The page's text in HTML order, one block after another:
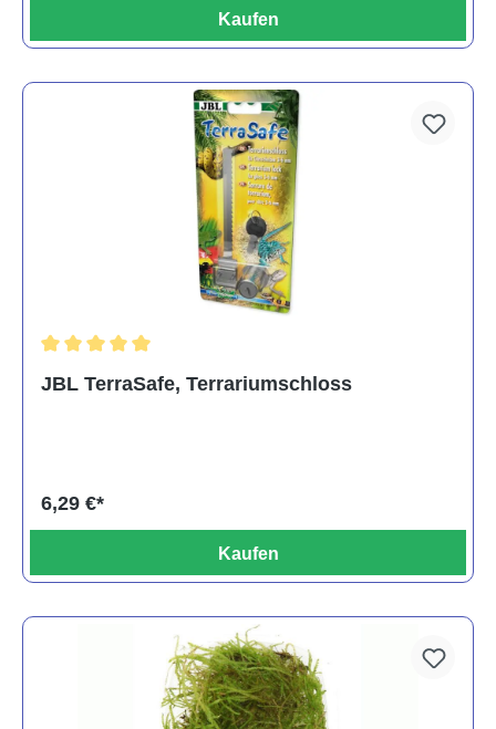
Kaufen
JBL TerraSafe, Terrariumschloss
6,29 €*
Kaufen